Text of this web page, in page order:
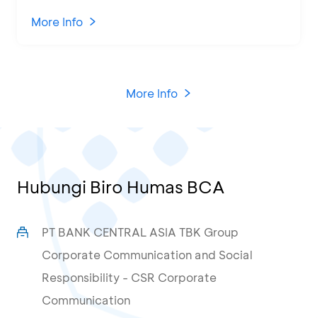
KCU Tanjung Priok
More Info
More Info
Hubungi Biro Humas BCA
PT BANK CENTRAL ASIA TBK Group
Corporate Communication and Social
Responsibility - CSR Corporate
Communication